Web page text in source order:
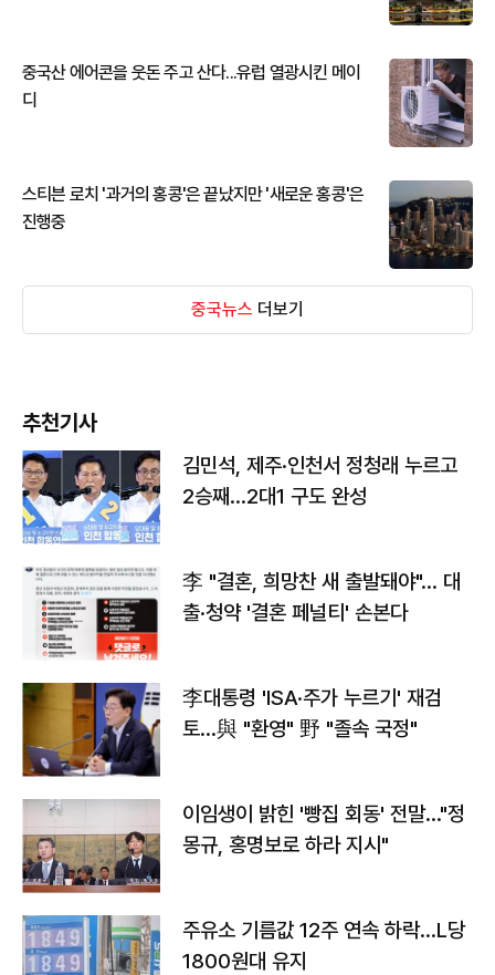
중국산 에어콘을 웃돈 주고 산다...유럽 열광시킨 메이
디
스티븐 로치 '과거의 홍콩'은 끝났지만 '새로운 홍콩'은
진행중
중국뉴스 더보기
추천기사
김민석, 제주·인천서 정청래 누르고
2승째…2대1 구도 완성
李 "결혼, 희망찬 새 출발돼야"… 대
출·청약 '결혼 페널티' 손본다
李대통령 'ISA·주가 누르기' 재검
토…與 "환영" 野 "졸속 국정"
이임생이 밝힌 '빵집 회동' 전말…"정
몽규, 홍명보로 하라 지시"
주유소 기름값 12주 연속 하락…L당
1800원대 유지